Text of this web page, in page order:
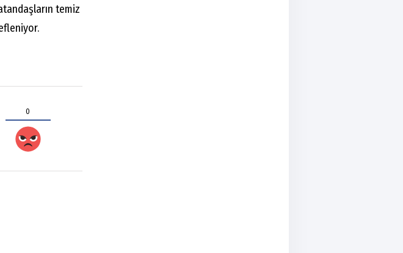
temiz
0